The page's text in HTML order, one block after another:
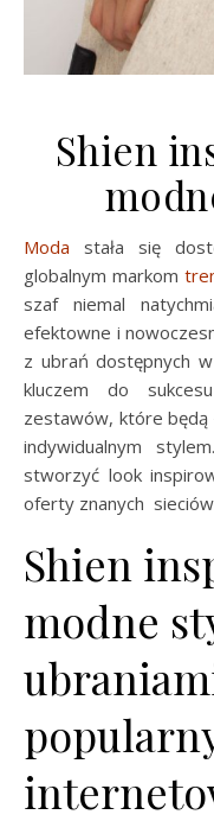
Shien
Moda stała się
globalnym markom
szaf niemal
efektowne i
z ubrań dostępnych
kluczem do
zestawów, które będą
indywidualnym
stworzyć look
oferty znanych
Shien
modne